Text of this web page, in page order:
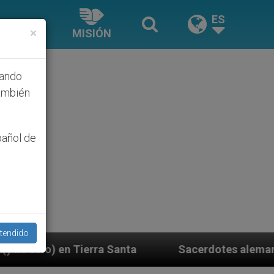
MISIÓN
ES
Sacerdotes alemanes fieles al Papa
×
de